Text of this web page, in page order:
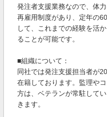
発注者支援業務なので、体
再雇用制度があり、定年の
して、これまでの経験を活
ることが可能です。
■組織について：
同社では発注支援担当者が
在籍しております。監理や
方は、ベテランが常駐して
きます。